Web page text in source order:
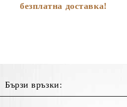
безплатна доставка!
Бързи връзки: